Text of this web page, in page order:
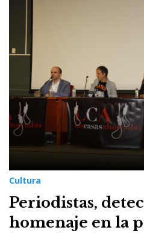
Casas
Ahorcadas
Cultura
Periodistas,
homenaje en la